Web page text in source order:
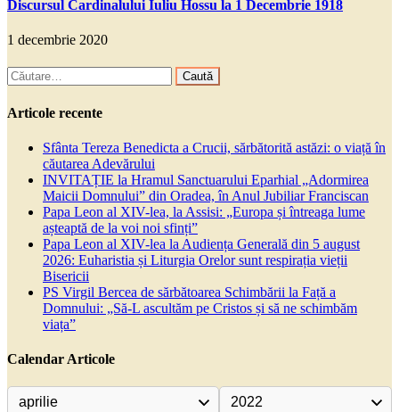
Discursul Cardinalului Iuliu Hossu la 1 Decembrie 1918
1 decembrie 2020
Caută
după:
Articole recente
Sfânta Tereza Benedicta a Crucii, sărbătorită astăzi: o viață în
căutarea Adevărului
INVITAȚIE la Hramul Sanctuarului Eparhial „Adormirea
Maicii Domnului” din Oradea, în Anul Jubiliar Franciscan
Papa Leon al XIV-lea, la Assisi: „Europa și întreaga lume
așteaptă de la voi noi sfinți”
Papa Leon al XIV-lea la Audiența Generală din 5 august
2026: Euharistia și Liturgia Orelor sunt respirația vieții
Bisericii
PS Virgil Bercea de sărbătoarea Schimbării la Față a
Domnului: „Să-L ascultăm pe Cristos și să ne schimbăm
viața”
Calendar Articole